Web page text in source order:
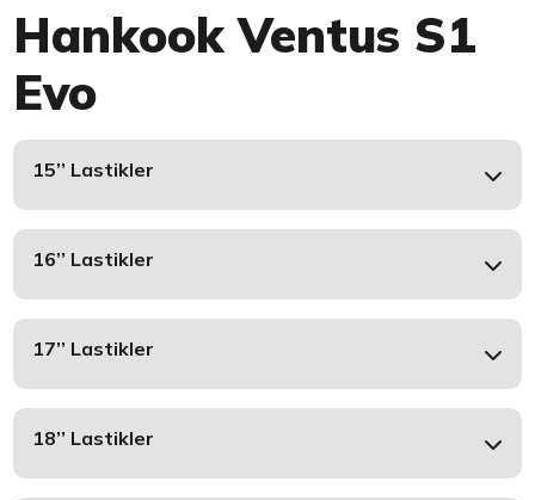
Hankook Ventus S1
Evo
15’’ Lastikler
16’’ Lastikler
17’’ Lastikler
18’’ Lastikler